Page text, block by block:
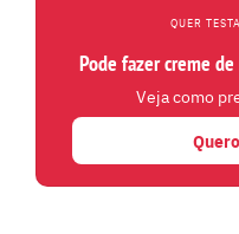
QUER
Pode fazer creme
Veja como